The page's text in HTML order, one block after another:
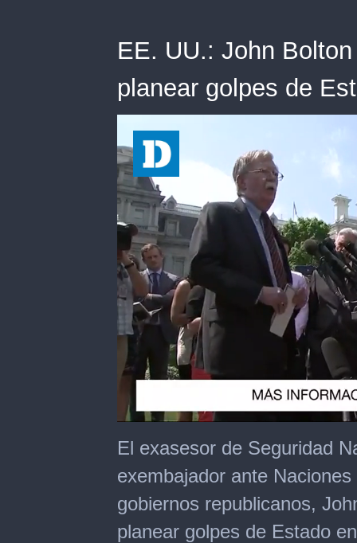
EE. UU.: John
planear golpes de
of
1
53
El exasesor de Seguridad
exembajador ante
gobiernos republicanos,
planear golpes de Estado